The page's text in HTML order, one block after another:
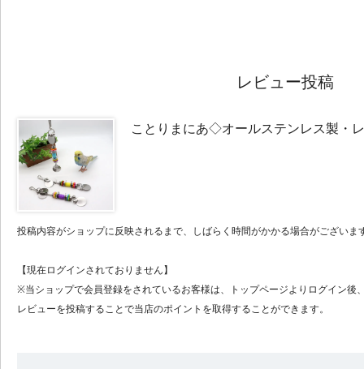
レビュー投稿
ことりまにあ◇オールステンレス製・
投稿内容がショップに反映されるまで、しばらく時間がかかる場合がございま
【現在ログインされておりません】
※当ショップで会員登録をされているお客様は、トップページよりログイン後
レビューを投稿することで当店のポイントを取得することができます。